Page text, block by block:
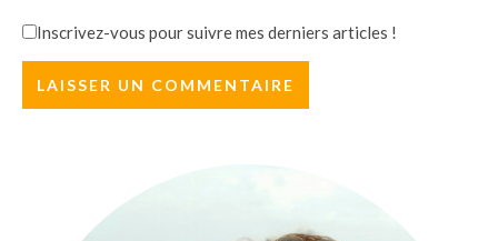
Inscrivez-vous pour suivre mes derniers articles !